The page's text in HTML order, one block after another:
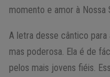
momento e amor à Nossa
A letra desse cântico para
mas poderosa. Ela é de
pelos mais jovens fiéis.